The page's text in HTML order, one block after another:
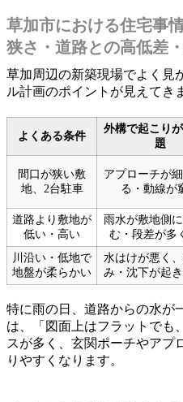
草加市における住宅事
狭さ・道路との高低差・
草加周辺の新築現場でよく見
ル計画のポイントが見えてき
よくある条件
外構で起こり
題
間口が狭い敷
地、2台駐車
アプローチが
る・動線が
道路より敷地が
低い・高い
雨水が敷地側
む・段差が多
川沿い・低地で
地盤が柔らかい
水はけが悪く
み・沈下が起
特に雨の日、道路からの水が
は、「図面上はフラットでも
スが多く、玄関ポーチやアプ
りやすくなります。